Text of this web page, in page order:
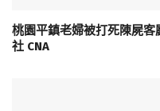
桃園平鎮老婦被打死陳屍
社 CNA